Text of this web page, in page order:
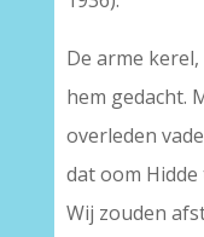
De arme
hem gedacht.
overleden
dat oom
Wij zouden